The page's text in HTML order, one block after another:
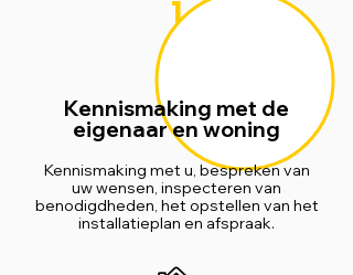
1
Kennismaking met de
eigenaar en woning
Kennismaking met u, bespreken van
uw wensen, inspecteren van
benodigdheden, het opstellen van het
installatieplan en afspraak.